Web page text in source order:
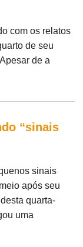
com os relatos
de seu
de a
“sinais
sinais
após seu
quarta-
uma